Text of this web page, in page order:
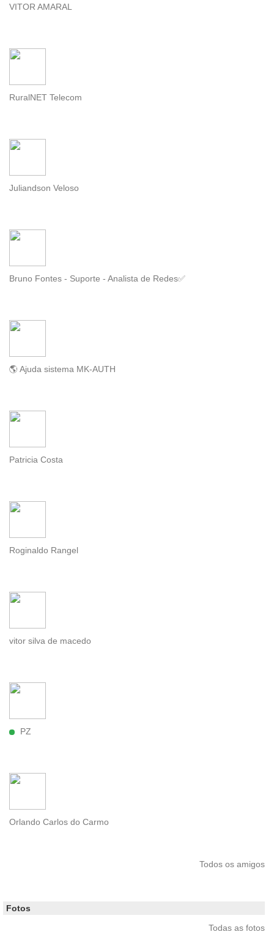
VITOR AMARAL
RuralNET Telecom
Juliandson Veloso
Bruno Fontes - Suporte - Analista de Redes✅
🌎 Ajuda sistema MK-AUTH
Patricia Costa
Roginaldo Rangel
vitor silva de macedo
PZ
Orlando Carlos do Carmo
Todos os amigos
Fotos
Todas as fotos